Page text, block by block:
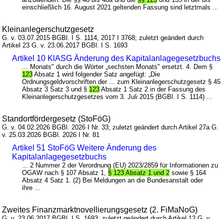
einschließlich 16. August 2021 geltenden Fassung sind letztmals ...
Kleinanlegerschutzgesetz
G. v. 03.07.2015 BGBl. I S. 1114, 2017 I 3768; zuletzt geändert durch
Artikel 23 G. v. 23.06.2017 BGBl. I S. 1693
Artikel 10 KlASG Änderung des Kapitalanlagegesetzbuchs
... Monats" durch die Wörter „sechsten Monats" ersetzt. 4. Dem §
123 Absatz 1 wird folgender Satz angefügt: „Die
Ordnungsgeldvorschriften der ... zum Kleinanlegerschutzgesetz § 45
Absatz 3 Satz 3 und § 123 Absatz 1 Satz 2 in der Fassung des
Kleinanlegerschutzgesetzes vom 3. Juli 2015 (BGBl. I S. 1114) ...
Standortfördergesetz (StoFöG)
G. v. 04.02.2026 BGBl. 2026 I Nr. 33; zuletzt geändert durch Artikel 27a G.
v. 25.03.2026 BGBl. 2026 I Nr. 81
Artikel 51 StoFöG Weitere Änderung des
Kapitalanlagegesetzbuchs
... 2 Nummer 2 der Verordnung (EU) 2023/2859 für Informationen zu
OGAW nach § 107 Absatz 1, § 123 Absatz 1 und 2 sowie § 164
Absatz 4 Satz 1. (2) Bei Meldungen an die Bundesanstalt oder
ihre ...
Zweites Finanzmarktnovellierungsgesetz (2. FiMaNoG)